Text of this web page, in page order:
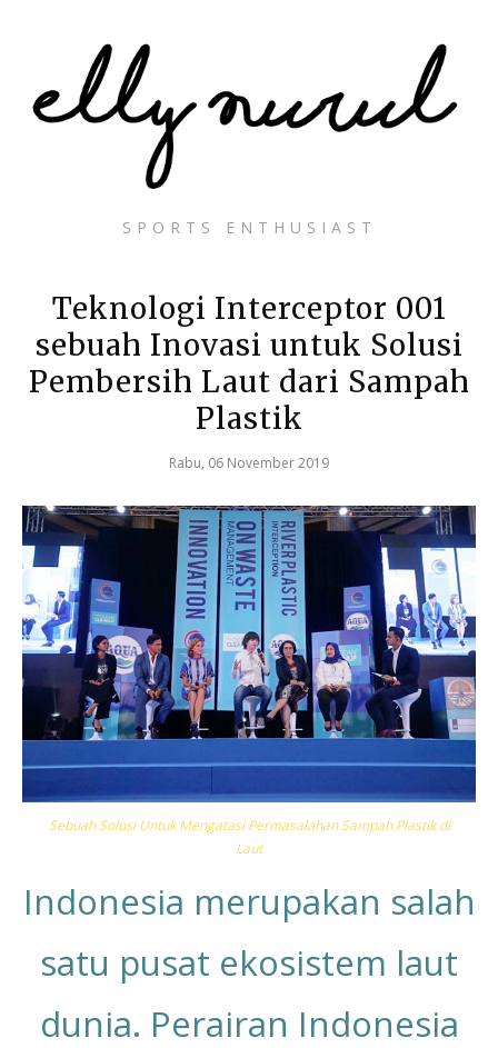
SPORTS ENTHUSIAST
Teknologi Interceptor 001
sebuah Inovasi untuk Solusi
Pembersih Laut dari Sampah
Plastik
Rabu, 06 November 2019
Sebuah Solusi Untuk Mengatasi Permasalahan Sampah Plastik di
Laut
Indonesia merupakan salah
satu pusat ekosistem laut
dunia. Perairan Indonesia